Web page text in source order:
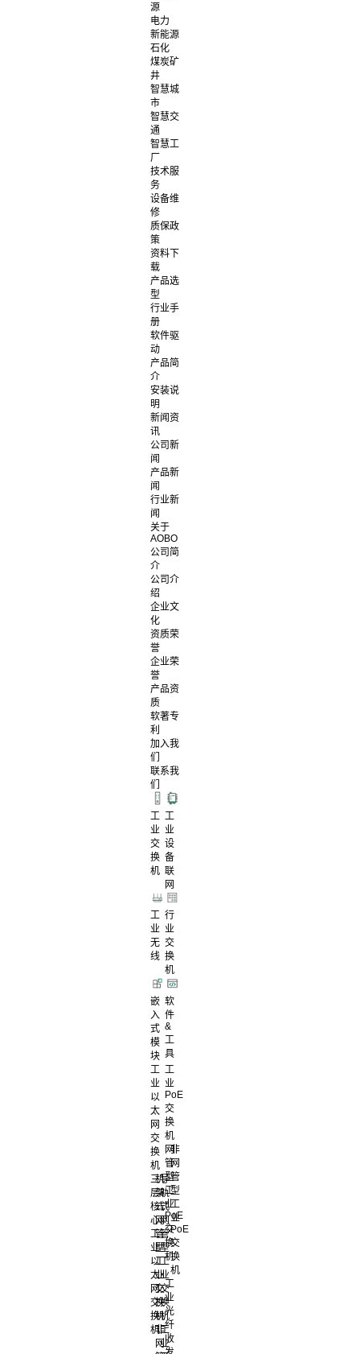
源
电力
新能源
石化
煤炭矿
井
智慧城
市
智慧交
通
智慧工
厂
技术服
务
设备维
修
质保政
策
资料下
载
产品选
型
行业手
册
软件驱
动
产品简
介
安装说
明
新闻资
讯
公司新
闻
产品新
闻
行业新
闻
关于
AOBO
公司简
介
公司介
绍
企业文
化
资质荣
誉
企业荣
誉
产品资
质
软著专
利
加入我
们
联系我
们
工
业
交
换
机
工
业
设
备
联
网
工
业
无
线
行
业
交
换
机
嵌
入
式
模
块
软
件
&
工
具
工
业
以
太
网
交
换
机
三
层
核
心
工
业
以
太
网
交
换
机
机
架
式
网
管
型
工
业
交
换
机
导
轨
式
网
管
型
工
业
交
换
机
非
网
工
业
工
业
PoE
交
换
机
网
管
型
工
业
PoE
交
换
机
非
网
管
型
工
业
PoE
交
换
机
工
业
光
纤
收